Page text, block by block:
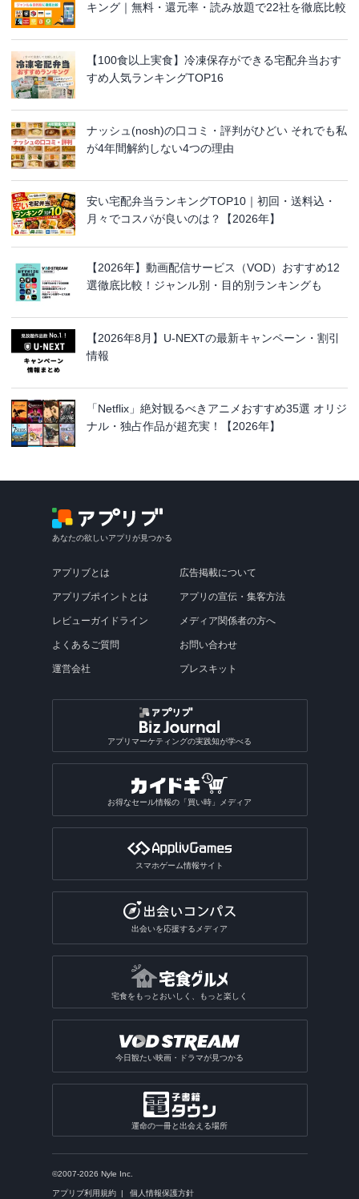
キング｜無料・還元率・読み放題で22社を徹底比較
【100食以上実食】冷凍保存ができる宅配弁当おす
すめ人気ランキングTOP16
ナッシュ(nosh)の口コミ・評判がひどい それでも私
が4年間解約しない4つの理由
安い宅配弁当ランキングTOP10｜初回・送料込・
月々でコスパが良いのは？【2026年】
【2026年】動画配信サービス（VOD）おすすめ12
選徹底比較！ジャンル別・目的別ランキングも
【2026年8月】U-NEXTの最新キャンペーン・割引
情報
「Netflix」絶対観るべきアニメおすすめ35選 オリジ
ナル・独占作品が超充実！【2026年】
あなたの欲しいアプリが見つかる
アプリブとは
アプリブポイントとは
レビューガイドライン
よくあるご質問
運営会社
広告掲載について
アプリの宣伝・集客方法
メディア関係者の方へ
お問い合わせ
プレスキット
アプリマーケティングの実践知が学べる
お得なセール情報の「買い時」メディア
スマホゲーム情報サイト
出会いを応援するメディア
宅食をもっとおいしく、もっと楽しく
今日観たい映画・ドラマが見つかる
運命の一冊と出会える場所
©2007-2026 Nyle Inc.
アプリブ利用規約 個人情報保護方針